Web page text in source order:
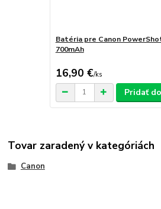
Batéria pre Canon
700mAh
16,90 €/ks
Pridať
Tovar zaradený v kategóriách
Canon